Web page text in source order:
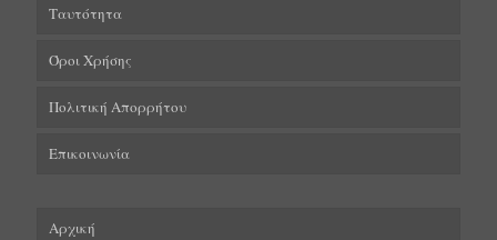
Ταυτότητα
Όροι Χρήσης
Πολιτική Απορρήτου
Επικοινωνία
Αρχική